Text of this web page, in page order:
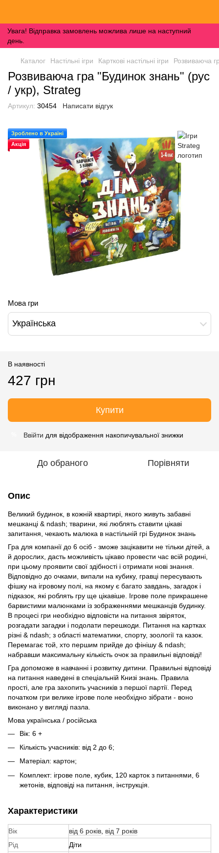
Увага! Відправка замовлень можлива лише на наступний
день.
Каталог Настільні ігри Карткові настільні ігри Розвиваюча
Розвиваюча гра "Будинок знань" (рус
/ укр), Strateg
Артикул: 30454 Написати відгук
Зроблено в Україні
Акція
Мова гри
Українська
В наявності
427 грн
Купити
Ввійти для відображення накопичувальної знижки
До обраного Порівняти
Опис
Великий будинок, в кожній квартирі, якого живуть забавні
мешканці & ndash; тварини, які люблять ставити цікаві
запитання, чекають малюка в настільній грі Будинок знань
Гра для компанії до 6 осіб - зможе зацікавити не тільки дітей, а
й дорослих, дасть можливість цікаво провести час всій родині,
при цьому проявити свої здібності і отримати нові знання.
Відповідно до очками, випали на кубику, гравці пересувають
фішку на ігровому полі, на якому є багато завдань, загадок і
підказок, які роблять гру ще цікавіше. Ігрове поле прикрашене
барвистими малюнками із зображеннями мешканців будинку.
В процесі гри необхідно відповісти на питання звіряток,
розгадати загадки і подолати перешкоди. Питання на картках
різні & ndash; з області математики, спорту, зоології та казок.
Перемагає той, хто першим прийде до фінішу & ndash;
набравши максимальну кількість очок за правильні відповіді!
Гра допоможе в навчанні і розвитку дитини. Правильні відповіді
на питання наведені в спеціальній Книзі знань. Правила
прості, але гра захопить учасників з першої партії. Перед
початком гри велике ігрове поле необхідно зібрати - воно
виконано у вигляді пазла.
Мова українська / російська
Вік: 6 +
Кількість учасників: від 2 до 6;
Матеріал: картон;
Комплект: ігрове поле, кубик, 120 карток з питаннями, 6
жетонів, відповіді на питання, інструкція.
Характеристики
Вік від 6 років від 7 років
Рід
Діти